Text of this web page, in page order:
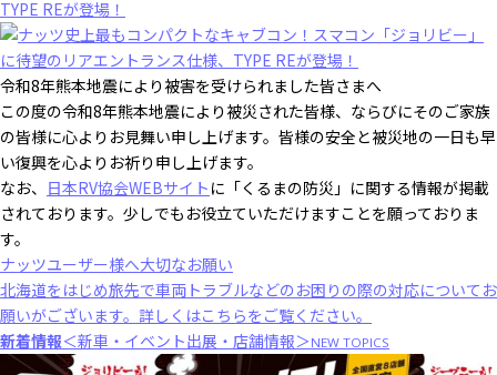
令和8年熊本地震により被害を受けられました皆さまへ
この度の令和8年熊本地震により被災された皆様、ならびにそのご家族
の皆様に心よりお見舞い申し上げます。皆様の安全と被災地の一日も早
い復興を心よりお祈り申し上げます。
なお、 日本RV協会WEBサイト に「くるまの防災」に関する情報が掲載
されております。少しでもお役立ていただけますことを願っておりま
す。
ナッツユーザー様へ大切なお願い
北海道をはじめ旅先で車両トラブルなどのお困りの際の対応についてお
願いがございます。 詳しくはこちらをご覧ください。
新着情報＜新車・イベント出展・店舗情報＞NEW TOPICS